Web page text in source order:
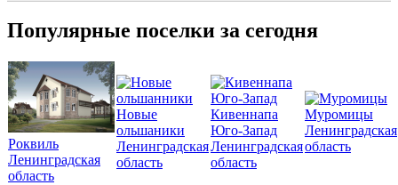
Популярные поселки за сегодня
Роквиль
Ленинградская
область
Новые
ольшаники
Ленинградская
область
Кивеннапа
Юго-Запад
Ленинградская
область
Муромицы
Ленинградская
область